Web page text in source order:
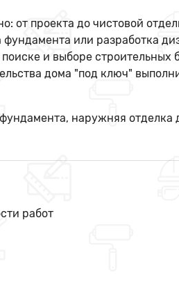
от проекта до чистовой
фундамента или разработка
и выборе строительных
дома "под ключ"
наружняя отделка
работ